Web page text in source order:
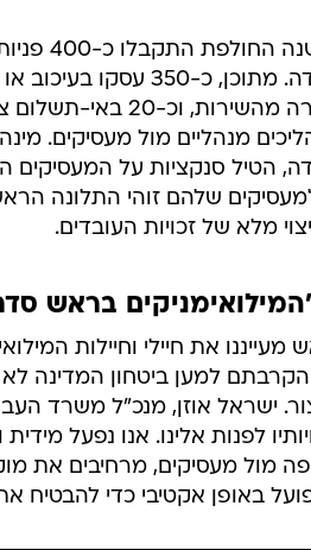
על פי
מנהליים מול מעסיקים.
למעסיקים שלהם זוהי התלונה
מלא של זכויות העובדים.
בראש
מעייננו את חיילי וחיילות
למען ביטחון המדינה לא
ישראל אוזן, מנכ"ל משרד
לפנות אלינו. אנו נפעל
מול מעסיקים, מרחיבים את
באופן אקטיבי כדי להבטיח